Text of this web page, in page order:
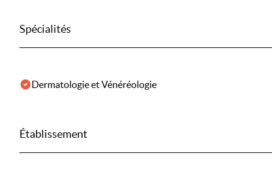
Spécialités
Dermatologie et Vénéréologie
Établissement